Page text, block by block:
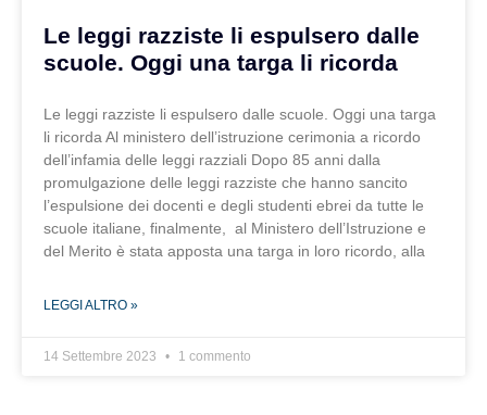
Le leggi razziste li espulsero dalle
scuole. Oggi una targa li ricorda
Le leggi razziste li espulsero dalle scuole. Oggi una targa
li ricorda Al ministero dell’istruzione cerimonia a ricordo
dell’infamia delle leggi razziali Dopo 85 anni dalla
promulgazione delle leggi razziste che hanno sancito
l’espulsione dei docenti e degli studenti ebrei da tutte le
scuole italiane, finalmente, al Ministero dell’Istruzione e
del Merito è stata apposta una targa in loro ricordo, alla
LEGGI ALTRO »
14 Settembre 2023 1 commento